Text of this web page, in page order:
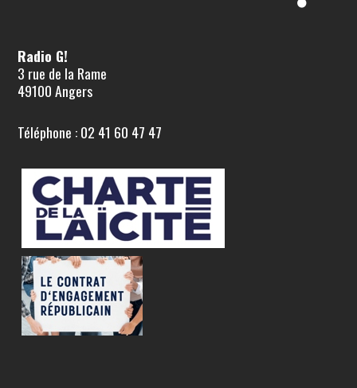
Radio G!
3 rue de la Rame
49100 Angers
Téléphone : 02 41 60 47 47